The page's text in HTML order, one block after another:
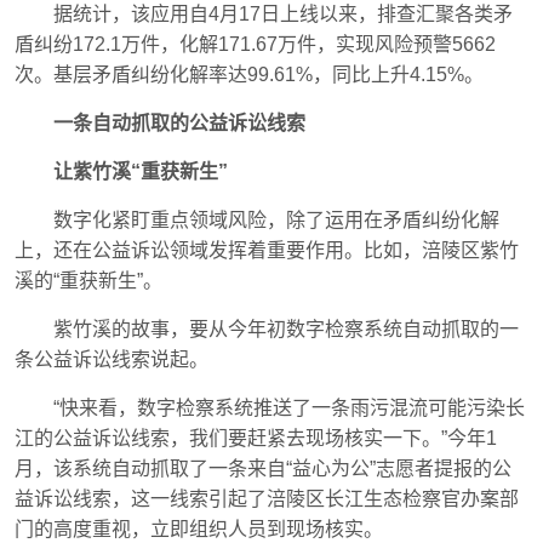
据统计，该应用自4月17日上线以来，排查汇聚各类矛
盾纠纷172.1万件，化解171.67万件，实现风险预警5662
次。基层矛盾纠纷化解率达99.61%，同比上升4.15%。
一条自动抓取的公益诉讼线索
让紫竹溪“重获新生”
数字化紧盯重点领域风险，除了运用在矛盾纠纷化解
上，还在公益诉讼领域发挥着重要作用。比如，涪陵区紫竹
溪的“重获新生”。
紫竹溪的故事，要从今年初数字检察系统自动抓取的一
条公益诉讼线索说起。
“快来看，数字检察系统推送了一条雨污混流可能污染长
江的公益诉讼线索，我们要赶紧去现场核实一下。”今年1
月，该系统自动抓取了一条来自“益心为公”志愿者提报的公
益诉讼线索，这一线索引起了涪陵区长江生态检察官办案部
门的高度重视，立即组织人员到现场核实。